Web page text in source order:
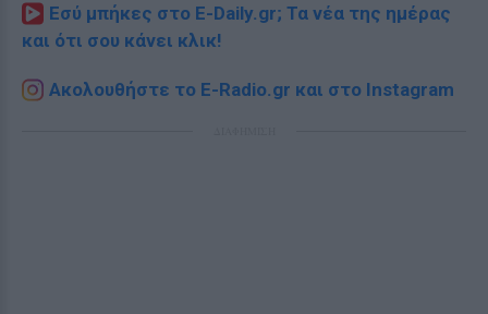
Εσύ μπήκες στο E-Daily.gr; Τα νέα της ημέρας
και ότι σου κάνει κλικ!
Ακολουθήστε το E-Radio.gr και στο Instagram